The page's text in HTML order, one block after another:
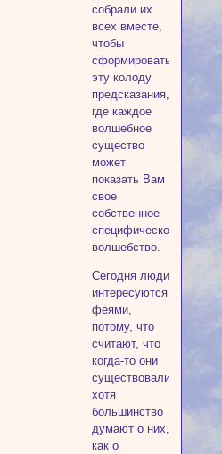
собрали их
всех вместе,
чтобы
сформировать
эту колоду
предсказания,
где каждое
волшебное
существо
может
показать Вам
свое
собственное
специфическое
волшебство.
Сегодня люди
интересуются
феями,
потому, что
считают, что
когда-то они
существовали,
хотя
большинство
думают о них,
как о